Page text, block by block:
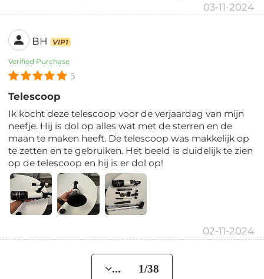
03-11-2024
BH VIP1
Verified Purchase
5
Telescoop
Ik kocht deze telescoop voor de verjaardag van mijn
neefje. Hij is dol op alles wat met de sterren en de
maan te maken heeft. De telescoop was makkelijk op
te zetten en te gebruiken. Het beeld is duidelijk te zien
op de telescoop en hij is er dol op!
02-11-2024
... 1/38